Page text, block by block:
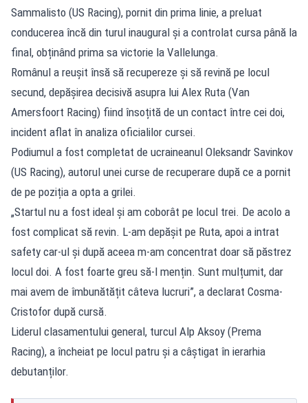
Sammalisto (US Racing), pornit din prima linie, a preluat
conducerea încă din turul inaugural și a controlat cursa până la
final, obținând prima sa victorie la Vallelunga.
Românul a reușit însă să recupereze și să revină pe locul
secund, depășirea decisivă asupra lui Alex Ruta (Van
Amersfoort Racing) fiind însoțită de un contact între cei doi,
incident aflat în analiza oficialilor cursei.
Podiumul a fost completat de ucraineanul Oleksandr Savinkov
(US Racing), autorul unei curse de recuperare după ce a pornit
de pe poziția a opta a grilei.
„Startul nu a fost ideal și am coborât pe locul trei. De acolo a
fost complicat să revin. L-am depășit pe Ruta, apoi a intrat
safety car-ul și după aceea m-am concentrat doar să păstrez
locul doi. A fost foarte greu să-l mențin. Sunt mulțumit, dar
mai avem de îmbunătățit câteva lucruri”, a declarat Cosma-
Cristofor după cursă.
Liderul clasamentului general, turcul Alp Aksoy (Prema
Racing), a încheiat pe locul patru și a câștigat în ierarhia
debutanților.